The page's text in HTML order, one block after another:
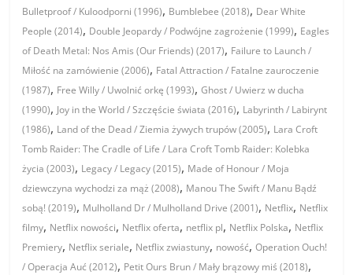
Bulletproof / Kuloodporni (1996), Bumblebee (2018), Dear White
People (2014), Double Jeopardy / Podwójne zagrożenie (1999), Eagles
of Death Metal: Nos Amis (Our Friends) (2017), Failure to Launch /
Miłość na zamówienie (2006), Fatal Attraction / Fatalne zauroczenie
(1987), Free Willy / Uwolnić orkę (1993),Ghost / Uwierz w ducha
(1990), Joy in the World / Szczęście świata (2016), Labyrinth / Labirynt
(1986), Land of the Dead / Ziemia żywych trupów (2005), Lara Croft
Tomb Raider: The Cradle of Life / Lara Croft Tomb Raider: Kolebka
życia (2003), Legacy / Legacy (2015), Made of Honour / Moja
dziewczyna wychodzi za mąż (2008), Manou The Swift / Manu Bądź
sobą! (2019), Mulholland Dr / Mulholland Drive (2001), Netflix, Netflix
filmy, Netflix nowości, Netflix oferta, netflix pl, Netflix Polska, Netflix
Premiery, Netflix seriale, Netflix zwiastuny, nowość,Operation Ouch!
/ Operacja Auć (2012), Petit Ours Brun / Mały brązowy miś (2018),